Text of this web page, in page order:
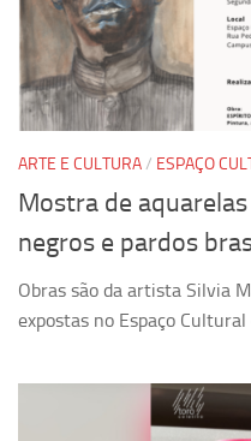
ARTE E CULTURA/ ESPAÇO
Mostra de
negros e pardos
Obras são da artista Silvia
expostas no Espaço